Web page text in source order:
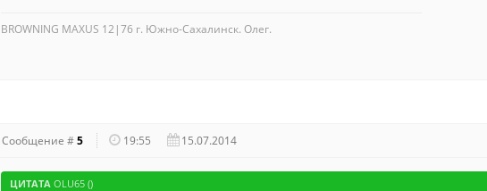
BROWNING MAXUS 12|76 г. Южно-Сахалинск. Олег.
Сообщение #5 19:55 15.07.2014
ЦИТАТА OLU65 ()